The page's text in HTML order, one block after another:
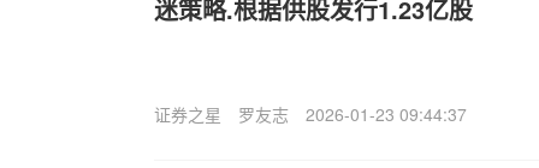
迷策略.根据供股发行1.23亿股
证券之星 罗友志 2026-01-23 09:44:37